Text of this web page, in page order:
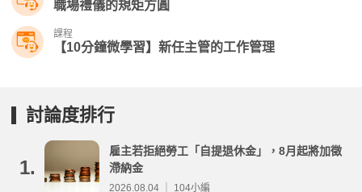
職場禮儀的規矩方圓
課程
【10分鐘微學習】新任主管的工作管理
討論度排行
1.
雇主若拒絕勞工「自提退休金」，8月起將加徵
滯納金
2026.08.04 ｜ 104小編